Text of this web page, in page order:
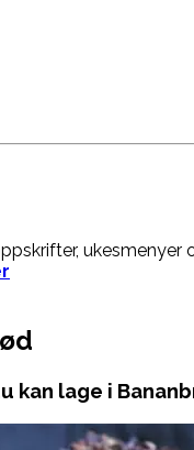
ukesmenyer
kan lage i